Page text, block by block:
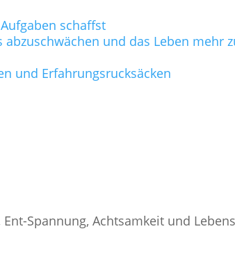
schaffst
und das Leben mehr
und Erfahrungsrucksäcken
Spannung, Achtsamkeit und